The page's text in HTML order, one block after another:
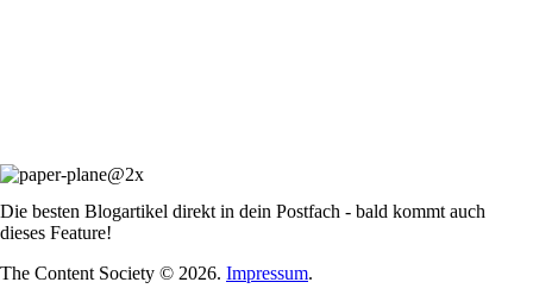
Die besten Blogartikel direkt in dein Postfach - bald kommt auch
dieses Feature!
The Content Society © 2026. Impressum.